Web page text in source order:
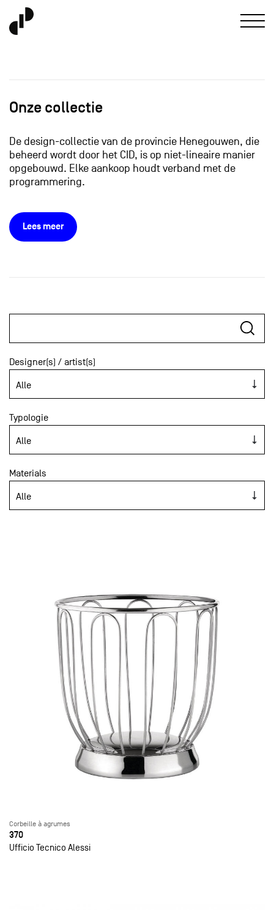
Onze collectie
De design-collectie van de provincie Henegouwen, die
beheerd wordt door het CID, is op niet-lineaire manier
opgebouwd. Elke aankoop houdt verband met de
programmering.
Lees meer
Designer(s) / artist(s)
Typologie
Materials
Corbeille à agrumes
370
Ufficio Tecnico Alessi